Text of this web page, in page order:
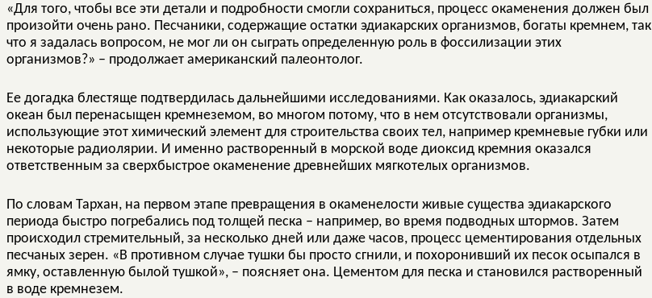
«Для того, чтобы все эти детали и подробности смогли сохраниться, процесс окаменения должен был
произойти очень рано. Песчаники, содержащие остатки эдиакарских организмов, богаты кремнем, так
что я задалась вопросом, не мог ли он сыграть определенную роль в фоссилизации этих
организмов?» – продолжает американский палеонтолог.
Ее догадка блестяще подтвердилась дальнейшими исследованиями. Как оказалось, эдиакарский
океан был перенасыщен кремнеземом, во многом потому, что в нем отсутствовали организмы,
использующие этот химический элемент для строительства своих тел, например кремневые губки или
некоторые радиолярии. И именно растворенный в морской воде диоксид кремния оказался
ответственным за сверхбыстрое окаменение древнейших мягкотелых организмов.
По словам Тархан, на первом этапе превращения в окаменелости живые существа эдиакарского
периода быстро погребались под толщей песка – например, во время подводных штормов. Затем
происходил стремительный, за несколько дней или даже часов, процесс цементирования отдельных
песчаных зерен. «В противном случае тушки бы просто сгнили, и похоронивший их песок осыпался в
ямку, оставленную былой тушкой», – поясняет она. Цементом для песка и становился растворенный
в воде кремнезем.